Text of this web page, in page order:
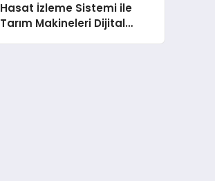
Hasat İzleme Sistemi ile
Tarım Makineleri Dijital